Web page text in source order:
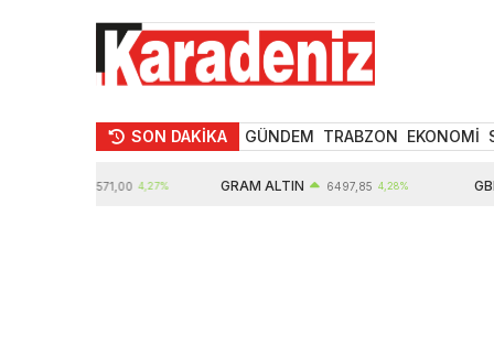
SON DAKİKA GÜNDEM TRABZON EKONOMİ
4,27% GRAM ALTIN 6497,85 4,28%